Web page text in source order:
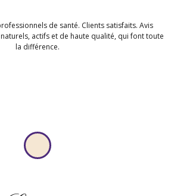
de santé. Clients satisfaits. Avis
actifs et de haute qualité, qui font toute
la différence.